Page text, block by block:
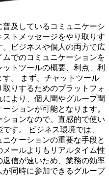
及しているコミュニケーシ
トメッセージをやり取りす
ビジネスや個人の両方で広
でのコミュニケーションを
トツールの概要、利点、利
。 まず、チャットツール
りするためのプラットフォ
より、個人間やグループ間
ションが可能となります。
ョンなので、直感的で使い
す。 ビジネス環境では、
ケーションの重要な手段と
ールよりもリアルタイム性
信が速いため、業務の効率
同時に参加できるグループ